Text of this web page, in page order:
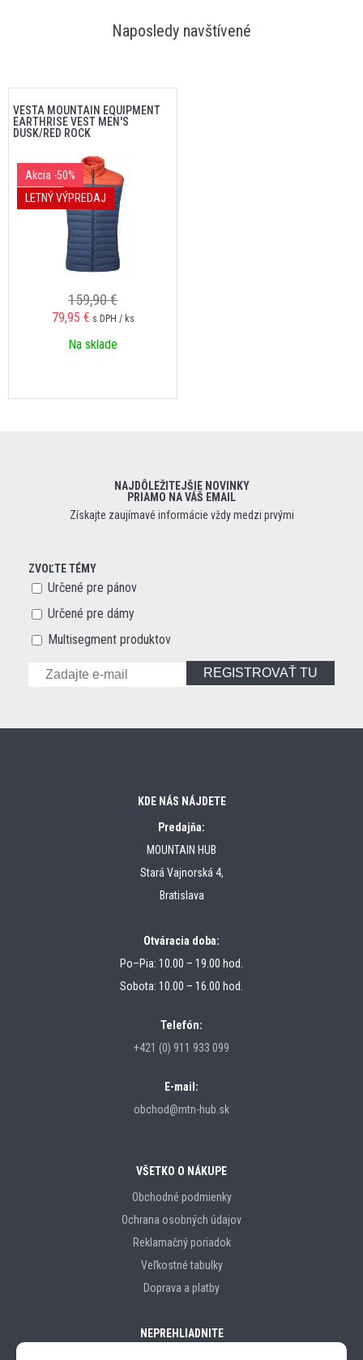
Naposledy navštívené
VESTA MOUNTAIN EQUIPMENT
EARTHRISE VEST MEN'S
DUSK/RED ROCK
Akcia -50%
LETNÝ VÝPREDAJ
159,90 €
79,95 € s DPH / ks
Na sklade
NAJDÔLEŽITEJŠIE NOVINKY
PRIAMO NA VÁŠ EMAIL
Získajte zaujímavé informácie vždy medzi prvými
ZVOĽTE TÉMY
Určené pre pánov
Určené pre dámy
Multisegment produktov
REGISTROVAŤ TU
KDE NÁS NÁJDETE
Predajňa:
MOUNTAIN HUB
Stará Vajnorská 4,
Bratislava
Otváracia doba:
Po–Pia: 10.00 – 19.00 hod.
Sobota: 10.00 – 16.00 hod.
Telefón:
+421 (0) 911 933 099
E-mail:
obchod@mtn-hub.sk
VŠETKO O NÁKUPE
Obchodné podmienky
Ochrana osobných údajov
Reklamačný poriadok
Veľkostné tabulky
Doprava a platby
NEPREHLIADNITE